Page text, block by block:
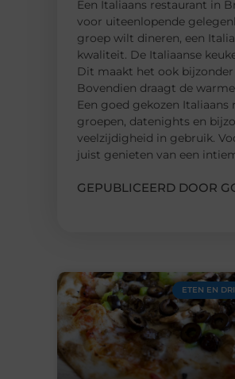
Een Italiaans restaurant in
voor uiteenlopende
groep wilt dineren, een
kwaliteit. De Italiaanse
Dit maakt het ook
Bovendien draagt de
Een goed gekozen
groepen, datenights en
veelzijdigheid in gebruik.
juist genieten van een
GEPUBLICEERD DOOR
ETEN EN